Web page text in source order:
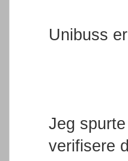
Unibuss
Jeg
verifisere